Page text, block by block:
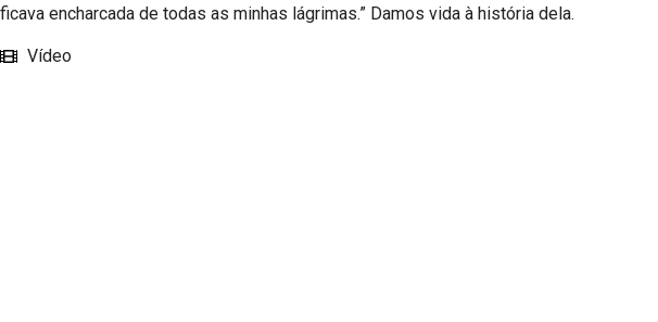
ficava encharcada de todas as minhas lágrimas.” Damos vida à história dela.
Vídeo